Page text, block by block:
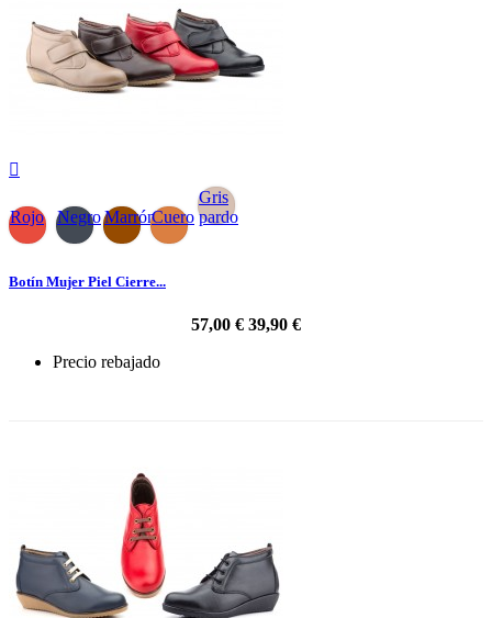

Rojo NegroMarrónCuero
Gris
pardo
Botín Mujer Piel Cierre...
57,00 € 39,90 €
Precio rebajado